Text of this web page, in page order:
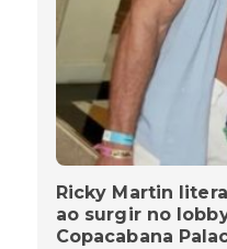
Ricky Martin
ao surgir no
Copacabana